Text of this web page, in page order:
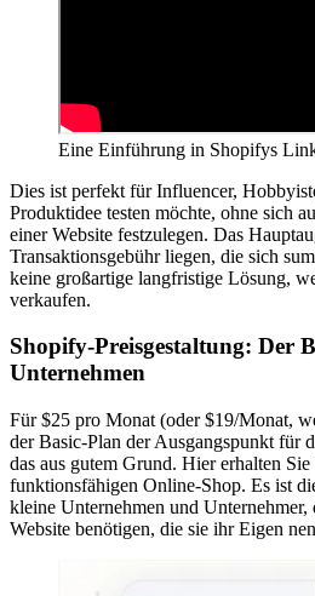
Eine Einführung in Shopifys
Dies ist perfekt für Influencer,
Produktidee testen möchte, ohne sich
einer Website festzulegen. Das
Transaktionsgebühr liegen, die sich
keine großartige langfristige Lösung,
verkaufen.
Shopify-Preisgestaltung: Der
Unternehmen
Für $25 pro Monat (oder $19/Monat,
der Basic-Plan der Ausgangspunkt für
das aus gutem Grund. Hier erhalten
funktionsfähigen Online-Shop. Es ist
kleine Unternehmen und Unternehmer,
Website benötigen, die sie ihr Eigen